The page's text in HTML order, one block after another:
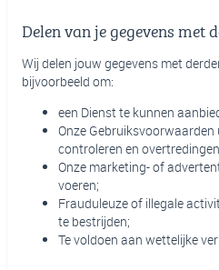
Delen van je gegevens met
Wij delen jouw gegevens met
bijvoorbeeld om:
een Dienst te kunnen
Onze
controleren en
Onze marketing- of
voeren;
Frauduleuze of illegale
te bestrijden;
Te voldoen aan wettelijke